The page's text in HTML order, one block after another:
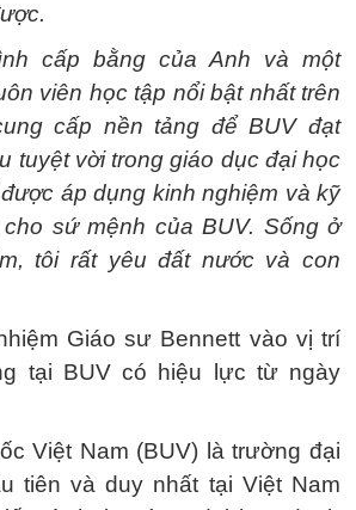
cấp bằng của Anh và một
viên học tập nổi bật nhất trên
cấp nền tảng để BUV đạt
tuyệt vời trong giáo dục đại học
áp dụng kinh nghiệm và kỹ
sứ mệnh của BUV. Sống ở
tôi rất yêu đất nước và con
Giáo sư Bennett vào vị trí
tại BUV có hiệu lực từ ngày
Việt Nam (BUV) là trường đại
tiên và duy nhất tại Việt Nam